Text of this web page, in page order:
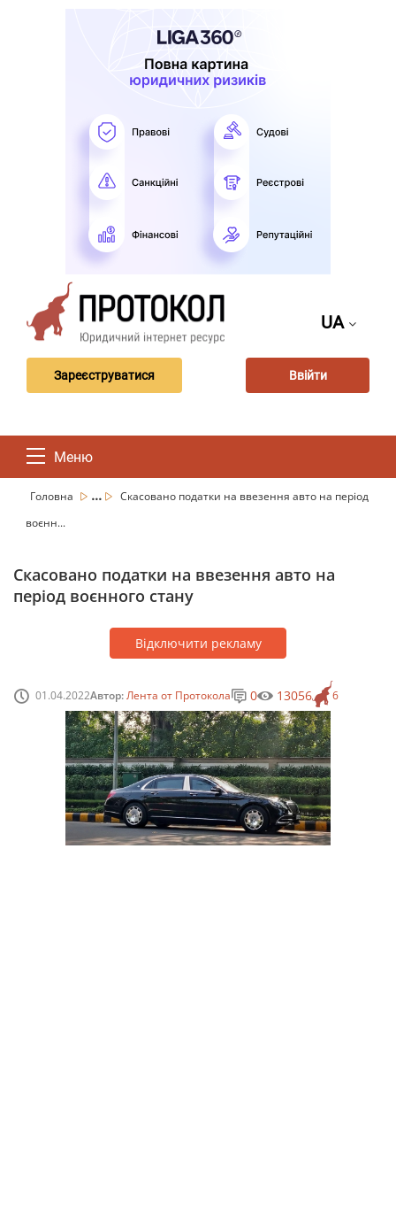
UA
Зареєструватися Ввійти
Меню
Головна ...
Скасовано податки на ввезення авто на період
воєнн...
Скасовано податки на ввезення авто на
період воєнного стану
Відключити рекламу
01.04.2022Автор:Лента от Протокола 6
0 13056